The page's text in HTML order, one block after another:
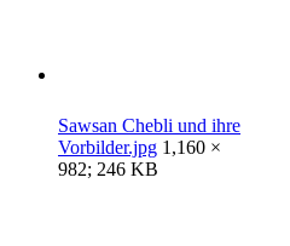
Sawsan Chebli und ihre
Vorbilder.jpg 1,160 ×
982; 246 KB